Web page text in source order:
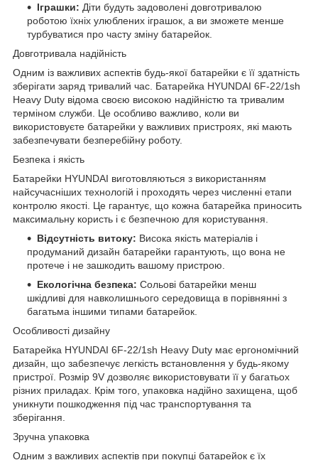
Іграшки: Діти будуть задоволені довготривалою
роботою їхніх улюблених іграшок, а ви зможете менше
турбуватися про часту зміну батарейок.
Довготривала надійність
Одним із важливих аспектів будь-якої батарейки є її здатність
зберігати заряд тривалий час. Батарейка HYUNDAI 6F-22/1sh
Heavy Duty відома своєю високою надійністю та тривалим
терміном служби. Це особливо важливо, коли ви
використовуєте батарейки у важливих пристроях, які мають
забезпечувати безперебійну роботу.
Безпека і якість
Батарейки HYUNDAI виготовляються з використанням
найсучасніших технологій і проходять через численні етапи
контролю якості. Це гарантує, що кожна батарейка приносить
максимальну користь і є безпечною для користування.
Відсутність витоку: Висока якість матеріалів і
продуманий дизайн батарейки гарантують, що вона не
протече і не зашкодить вашому пристрою.
Екологічна безпека: Сольові батарейки менш
шкідливі для навколишнього середовища в порівнянні з
багатьма іншими типами батарейок.
Особливості дизайну
Батарейка HYUNDAI 6F-22/1sh Heavy Duty має ергономічний
дизайн, що забезпечує легкість встановлення у будь-якому
пристрої. Розмір 9V дозволяє використовувати її у багатьох
різних приладах. Крім того, упаковка надійно захищена, щоб
уникнути пошкодження під час транспортування та
зберігання.
Зручна упаковка
Одним з важливих аспектів при покупці батарейок є їх